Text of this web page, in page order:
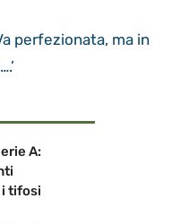
perfezionata, ma in
A:
tifosi